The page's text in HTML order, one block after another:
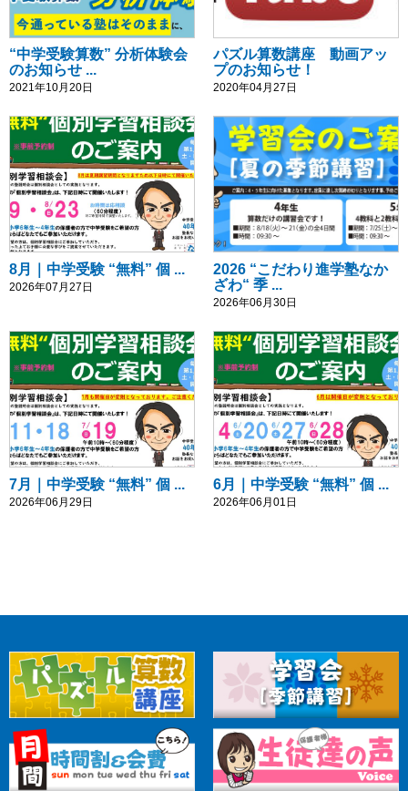
“中学受験算数” 分析体験会
のお知らせ ...
2021年10月20日
パズル算数講座 動画アッ
プのお知らせ！
2020年04月27日
8月｜中学受験 “無料” 個 ...
2026年07月27日
2026 “こだわり進学塾なか
ざわ“ 季 ...
2026年06月30日
7月｜中学受験 “無料” 個 ...
2026年06月29日
6月｜中学受験 “無料” 個 ...
2026年06月01日